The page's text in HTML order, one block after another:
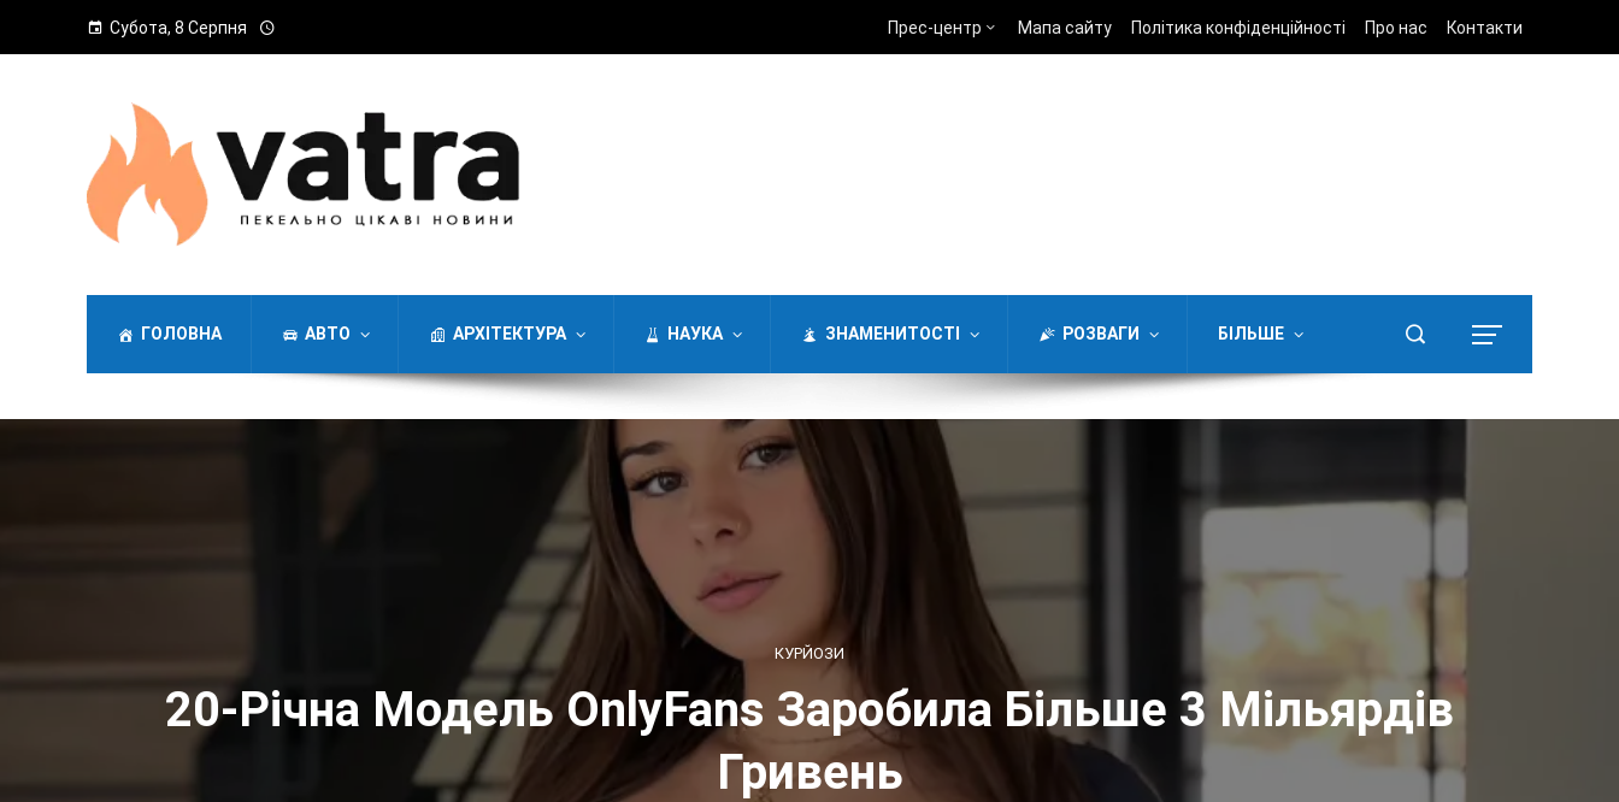
Субота, 8 Серпня Прес-центр Мапа сайту Політика конфіденційності Про нас Контакти
ГОЛОВНА АВТО АРХІТЕКТУРА НАУКА ЗНАМЕНИТОСТІ РОЗВАГИ БІЛЬШЕ
КУРЙОЗИ
20-Річна Модель OnlyFans Заробила Більше 3 Мільярдів
Гривень